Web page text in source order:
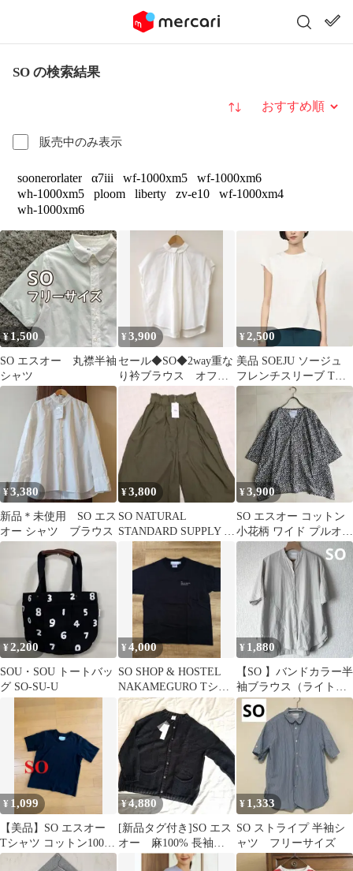
SO の検索結果
販売中のみ表示
並び替え
soonerorlater α7iii wf-1000xm5
wf-1000xm6
wh-1000xm5
ploom liberty zv-e10
wf-1000xm4
wh-1000xm6
¥1,500
SO エスオー 丸襟半袖
シャツ
¥3,900
セール◆SO◆2way重な
り衿ブラウス オフホ
ワイト
¥2,500
美品 SOEJU ソージュ
フレンチスリーブ Tシ
ャツ ホワイト Mサイズ
¥3,380
新品＊未使用 SO エス
オー シャツ ブラウス
¥3,800
SO NATURAL
STANDARD SUPPLY パ
ンツ カーキ
¥3,900
SO エスオー コットン
小花柄 ワイド プルオー
バー ブラウス キーネッ
¥2,200
SOU・SOU トートバッ
グ SO-SU-U
¥4,000
SO SHOP & HOSTEL
NAKAMEGURO Tシャ
ツ
¥ 1,880
【SO 】バンドカラー半
袖ブラウス（ライトグ
レー）
¥ 1,099
【美品】SO エスオー
Tシャツ コットン100 %
ブラック Ｆ
¥4,880
[新品タグ付き]SO エス
オー 麻100% 長袖カ
ーディガン メッシュブ
¥ 1,333
SO ストライプ 半袖シ
ャツ フリーサイズ